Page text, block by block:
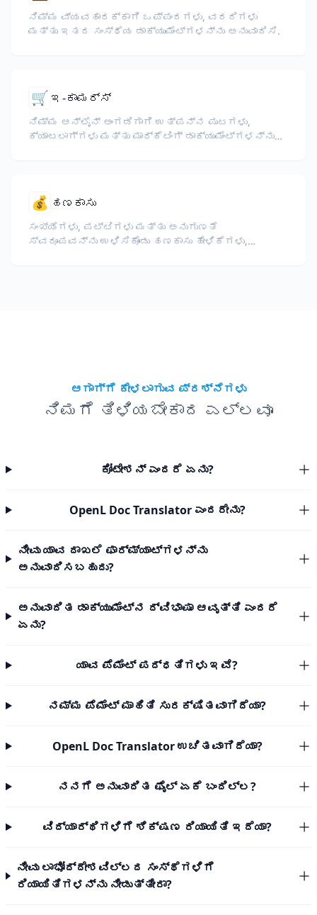
ನಿಮ್ಮ ವ್ಯವಹಾರಕ್ಕಾಗಿ ಒಪ್ಪಂದಗಳು, ವರದಿಗಳು
ಮತ್ತು ಇತರ ಸಂಸ್ಥೆಯ ಡಾಕ್ಯುಮೆಂಟ್‌ಗಳನ್ನು ಅನುವಾದಿಸಿ.
🛒 ಇ-ಕಾಮರ್ಸ್
ನಿಮ್ಮ ಆನ್‌ಲೈನ್ ಅಂಗಡಿಗಾಗಿ ಉತ್ಪನ್ನ ಪುಟಗಳು,
ಕ್ಯಾಟಲಾಗ್‌ಗಳು ಮತ್ತು ಮಾರ್ಕೆಟಿಂಗ್ ಡಾಕ್ಯುಮೆಂಟ್‌ಗಳನ್ನು
💰 ಹಣಕಾಸು
ಸಂಖ್ಯೆಗಳು, ಪಟ್ಟಿಗಳು ಮತ್ತು ಅನುಗುಣತೆ
ಸ್ವರೂಪವನ್ನು ಉಳಿಸಿಕೊಂಡು ಹಣಕಾಸು ಹೇಳಿಕೆಗಳು,
ಆಗಾಗ್ಗೆ ಕೇಳಲಾಗುವ ಪ್ರಶ್ನೆಗಳು
ನಿಮಗೆ ತಿಳಿಯಬೇಕಾದ ಎಲ್ಲವೂ
ಕೋಟೇಶನ್ ಎಂದರೆ ಏನು?
OpenL Doc Translator ಎಂದರೇನು?
ನೀವು ಯಾವ ದಾಖಲೆ ಫಾರ್ಮ್ಯಾಟ್‌ಗಳನ್ನು
ಅನುವಾದಿಸಬಹುದು?
ಅನುವಾದಿತ ಡಾಕ್ಯುಮೆಂಟ್‌ನ ದ್ವಿಭಾಷಾ ಆವೃತ್ತಿ ಎಂದರೆ
ಏನು?
ಯಾವ ಪೆಮೆಂಟ್ ಪದ್ಧತಿಗಳು ಇವೆ?
ನಮ್ಮ ಪೆಮೆಂಟ್ ಮಾಹಿತಿ ಸುರಕ್ಷಿತವಾಗಿದೆಯಾ?
OpenL Doc Translator ಉಚಿತವಾಗಿದೆಯಾ?
ನನಗೆ ಅನುವಾದಿತ ಫೈಲ್ ಏಕೆ ಬಂದಿಲ್ಲ?
ವಿದ್ಯಾರ್ಥಿಗಳಿಗೆ ಶಿಕ್ಷಣ ರಿಯಾಯಿತಿ ಇದೆಯಾ?
ನೀವು ಲಾಭೋದ್ದೇಶವಿಲ್ಲದ ಸಂಸ್ಥೆಗಳಿಗೆ
ರಿಯಾಯಿತಿಗಳನ್ನು ನೀಡುತ್ತೀರಾ?